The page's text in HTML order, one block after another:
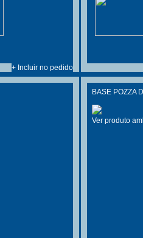
+ Incluir no pedido
BASE POZZA
Ver produto